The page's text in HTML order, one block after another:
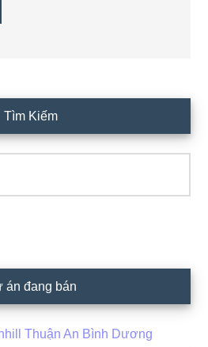
Tìm Kiếm
án đang bán
Thuận An Bình Dương